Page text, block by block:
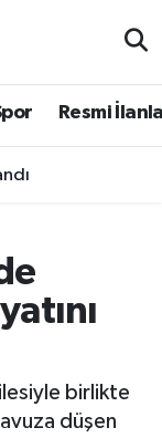
Resmi
birlikte
düşen